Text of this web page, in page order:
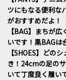
ツにもなる便利な
がおすすめだよ！
【BAG】まちが
いです！黒BAGは
【SHOES】どの
き！24cmの足の
いて丁度良く履い